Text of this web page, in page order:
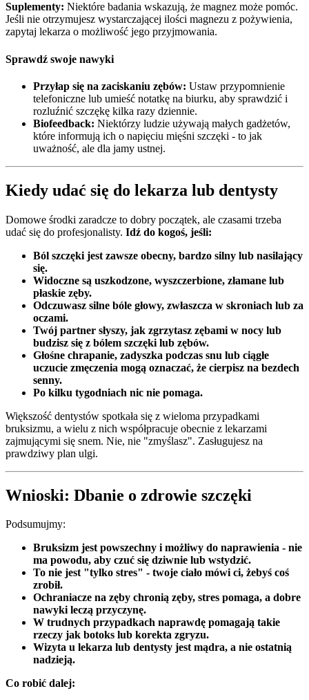
Suplementy: Niektóre badania wskazują, że magnez może pomóc.
Jeśli nie otrzymujesz wystarczającej ilości magnezu z pożywienia,
zapytaj lekarza o możliwość jego przyjmowania.
Sprawdź swoje nawyki
Przyłap się na zaciskaniu zębów: Ustaw przypomnienie
telefoniczne lub umieść notatkę na biurku, aby sprawdzić i
rozluźnić szczękę kilka razy dziennie.
Biofeedback: Niektórzy ludzie używają małych gadżetów,
które informują ich o napięciu mięśni szczęki - to jak
uważność, ale dla jamy ustnej.
Kiedy udać się do lekarza lub dentysty
Domowe środki zaradcze to dobry początek, ale czasami trzeba
udać się do profesjonalisty. Idź do kogoś, jeśli:
Ból szczęki jest zawsze obecny, bardzo silny lub nasilający
się.
Widoczne są uszkodzone, wyszczerbione, złamane lub
płaskie zęby.
Odczuwasz silne bóle głowy, zwłaszcza w skroniach lub za
oczami.
Twój partner słyszy, jak zgrzytasz zębami w nocy lub
budzisz się z bólem szczęki lub zębów.
Głośne chrapanie, zadyszka podczas snu lub ciągłe
uczucie zmęczenia mogą oznaczać, że cierpisz na bezdech
senny.
Po kilku tygodniach nic nie pomaga.
Większość dentystów spotkała się z wieloma przypadkami
bruksizmu, a wielu z nich współpracuje obecnie z lekarzami
zajmującymi się snem. Nie, nie "zmyślasz". Zasługujesz na
prawdziwy plan ulgi.
Wnioski: Dbanie o zdrowie szczęki
Podsumujmy:
Bruksizm jest powszechny i możliwy do naprawienia - nie
ma powodu, aby czuć się dziwnie lub wstydzić.
To nie jest "tylko stres" - twoje ciało mówi ci, żebyś coś
zrobił.
Ochraniacze na zęby chronią zęby, stres pomaga, a dobre
nawyki leczą przyczynę.
W trudnych przypadkach naprawdę pomagają takie
rzeczy jak botoks lub korekta zgryzu.
Wizyta u lekarza lub dentysty jest mądra, a nie ostatnią
nadzieją.
Co robić dalej: